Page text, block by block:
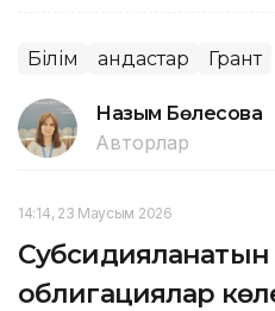
Білім Қандастар Грант
Назым Бөлесова
Авторлар
14:14, 23 Маусым 2026
облигациялар